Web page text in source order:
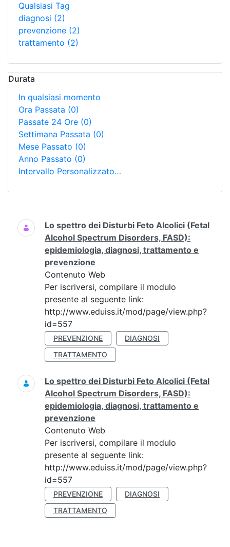
Qualsiasi Tag
diagnosi (2)
prevenzione (2)
trattamento (2)
Durata
In qualsiasi momento
Ora Passata (0)
Passate 24 Ore (0)
Settimana Passata (0)
Mese Passato (0)
Anno Passato (0)
Intervallo Personalizzato…
Ricerca
Lo spettro dei Disturbi Feto Alcolici (Fetal
Alcohol Spectrum Disorders, FASD):
epidemiologia, diagnosi, trattamento e
prevenzione
Contenuto Web
Per iscriversi, compilare il modulo
presente al seguente link:
http://www.eduiss.it/mod/page/view.php?
id=557
PREVENZIONE
DIAGNOSI
TRATTAMENTO
Lo spettro dei Disturbi Feto Alcolici (Fetal
Alcohol Spectrum Disorders, FASD):
epidemiologia, diagnosi, trattamento e
prevenzione
Contenuto Web
Per iscriversi, compilare il modulo
presente al seguente link:
http://www.eduiss.it/mod/page/view.php?
id=557
PREVENZIONE
DIAGNOSI
TRATTAMENTO